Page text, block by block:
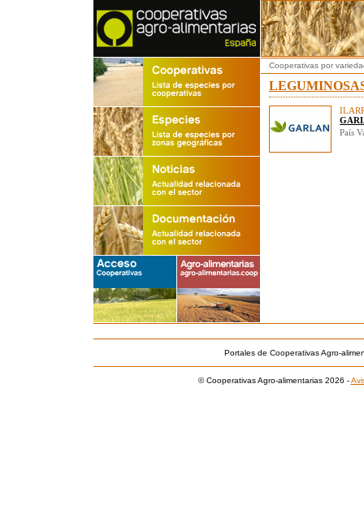
Cooperativas por
País
Portales de Cooperativas Agro-
© Cooperativas Agro-alimentarias 2026 -